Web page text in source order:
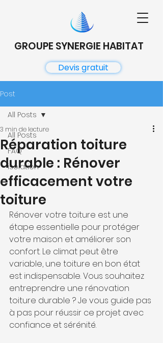
GROUPE SYNERGIE HABITAT
Devis gratuit
Post
All Posts
FAQ
isolation
All Posts
Réparation toiture
durable : Rénover
efficacement votre
toiture
3 min de lecture
Rénover votre toiture est une
étape essentielle pour protéger
votre maison et améliorer son
confort. Le climat peut être
variable, une toiture en bon état
est indispensable. Vous souhaitez
entreprendre une rénovation
toiture durable ? Je vous guide pas
à pas pour réussir ce projet avec
confiance et sérénité.